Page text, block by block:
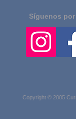
Síguenos
Copyright © 2005